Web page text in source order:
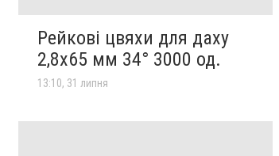
Рейкові цвяхи для даху
2,8х65 мм 34° 3000 од.
13:10, 31 липня